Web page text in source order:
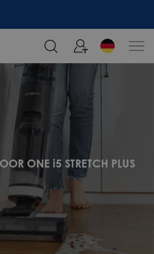
ONE i5 STRETCH PLUS